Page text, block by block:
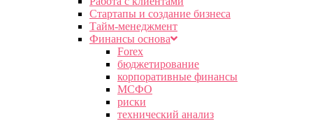
Стартапы и создание бизнеса
Тайм-менеджмент
Финансы основа
Forex
бюджетирование
корпоративные финансы
МСФО
риски
технический анализ